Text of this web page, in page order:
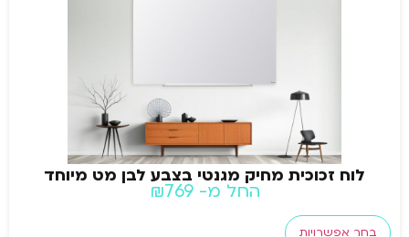
לוח זכוכית מחיק מגנטי בצבע לבן מט מיוחד
החל מ- ₪769
בחר אפשרויות